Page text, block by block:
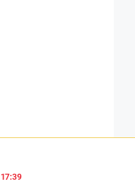
17:39